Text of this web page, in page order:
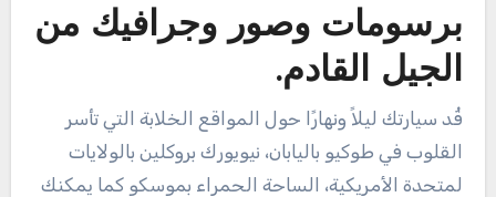
برسومات وصور وجرافيك من
الجيل القادم.
قُد سيارتك ليلاً ونهارًا حول المواقع الخلابة التي تأسر
القلوب في طوكيو باليابان، نيويورك بروكلين بالولايات
لمتحدة الأمريكية، الساحة الحمراء بموسكو كما يمكنك